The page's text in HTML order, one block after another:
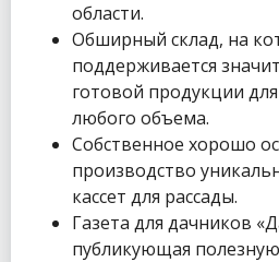
области.
Обширный склад, на
поддерживается
готовой продукции
любого объема.
Собственное хорошо
производство
кассет для рассады.
Газета для дачников
публикующая